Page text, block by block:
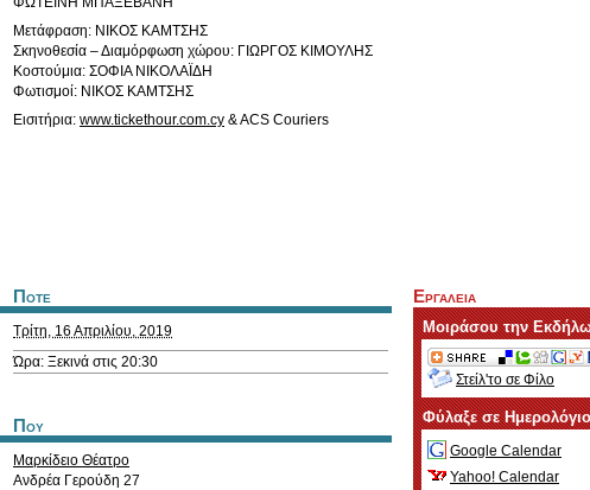
Μετάφραση: ΝΙΚΟΣ ΚΑΜΤΣΗΣ
Σκηνοθεσία – Διαμόρφωση χώρου: ΓΙΩΡΓΟΣ ΚΙΜΟΥΛΗΣ
Κοστούμια: ΣΟΦΙΑ ΝΙΚΟΛΑΪΔΗ
Φωτισμοί: ΝΙΚΟΣ ΚΑΜΤΣΗΣ
Εισιτήρια: www.tickethour.com.cy & ACS Couriers
Ποτε
Τρίτη, 16 Απριλίου, 2019
Ώρα: Ξεκινά στις 20:30
Που
Μαρκίδειο Θέατρο
Ανδρέα Γερούδη 27
Εργαλεια
Μοιράσου την
Στείλ'το σε Φίλο
Φύλαξε σε Ημερολόγιο
Google Calendar
Yahoo! Calendar